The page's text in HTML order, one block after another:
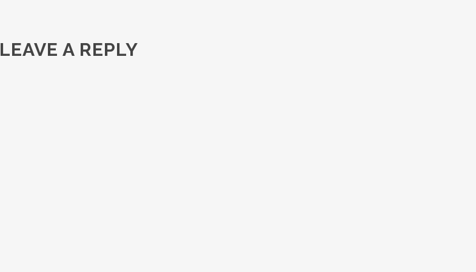
LEAVE A REPLY